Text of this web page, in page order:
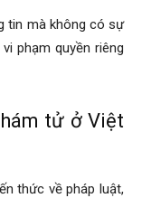
tin mà không có sự
phạm quyền riêng
tử ở Việt
thức về pháp luật,